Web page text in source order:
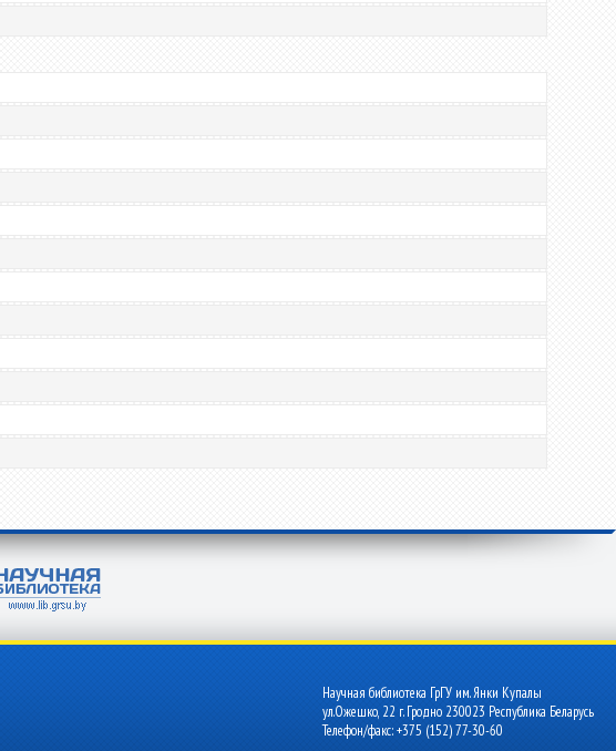
Научная библиотека ГрГУ им. Янки Купалы
ул.Ожешко, 22 г. Гродно 230023 Республика Беларусь
Телефон/факс: +375 (152) 77-30-60